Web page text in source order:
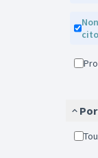
Non retenue en présélection